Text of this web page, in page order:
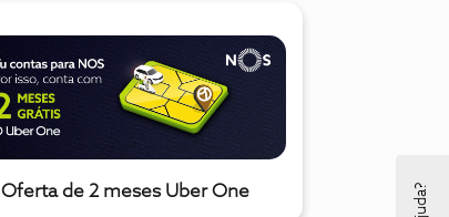
Oferta de 2 meses Uber One